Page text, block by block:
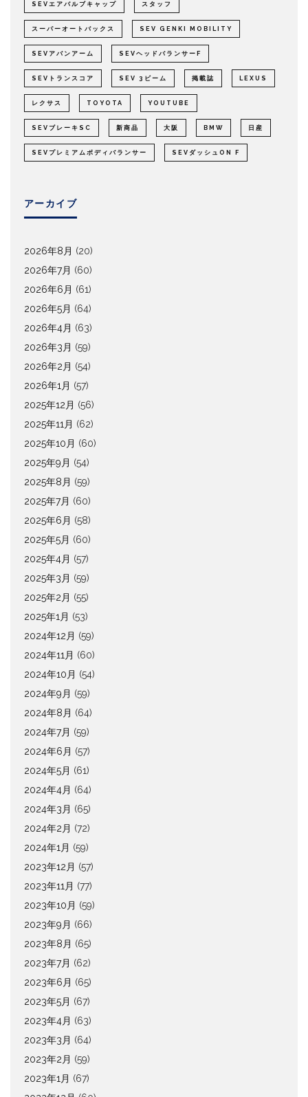
SEVエアバルブキャップ スタッフ
スーパーオートバックス SEV GENKI MOBILITY
SEVアバンアーム SEVヘッドバランサーF
SEVトランスコア SEV 3ビーム 掲載誌 LEXUS
レクサス TOYOTA YOUTUBE
SEVブレーキSC 新商品 大阪 BMW 日産
SEVプレミアムボディバランサー SEVダッシュON F
アーカイブ
2026年8月 (20)
2026年7月 (60)
2026年6月 (61)
2026年5月 (64)
2026年4月 (63)
2026年3月 (59)
2026年2月 (54)
2026年1月 (57)
2025年12月 (56)
2025年11月 (62)
2025年10月 (60)
2025年9月 (54)
2025年8月 (59)
2025年7月 (60)
2025年6月 (58)
2025年5月 (60)
2025年4月 (57)
2025年3月 (59)
2025年2月 (55)
2025年1月 (53)
2024年12月 (59)
2024年11月 (60)
2024年10月 (54)
2024年9月 (59)
2024年8月 (64)
2024年7月 (59)
2024年6月 (57)
2024年5月 (61)
2024年4月 (64)
2024年3月 (65)
2024年2月 (72)
2024年1月 (59)
2023年12月 (57)
2023年11月 (77)
2023年10月 (59)
2023年9月 (66)
2023年8月 (65)
2023年7月 (62)
2023年6月 (65)
2023年5月 (67)
2023年4月 (63)
2023年3月 (64)
2023年2月 (59)
2023年1月 (67)